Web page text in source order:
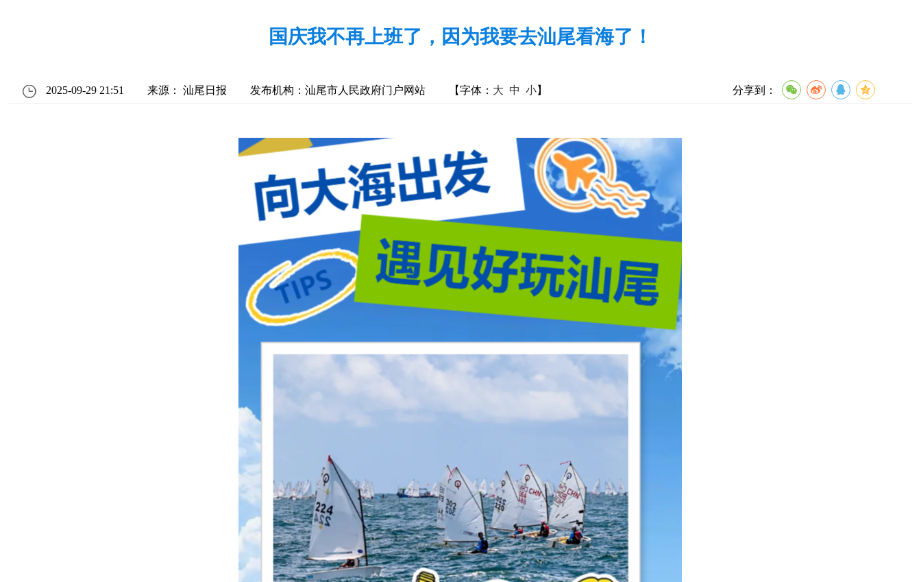
国庆我不再上班了，因为我要去汕尾看海了！
2025-09-29 21:51 来源： 汕尾日报 发布机构：汕尾市人民政府门户网站 【字体： 大 中 小】 分享到：